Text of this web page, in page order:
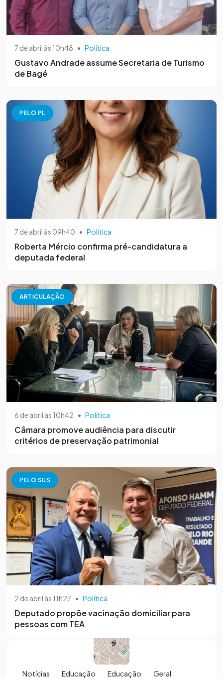
7 de abril às 10h48 • Política
Gustavo Andrade assume Secretaria de Turismo
de Bagé
PELO PL
7 de abril às 09h40 • Política
Roberta Mércio confirma pré-candidatura a
deputada federal
ARTICULAÇÃO
6 de abril às 10h42 • Política
Câmara promove audiência para discutir
critérios de preservação patrimonial
PELO SUS
2 de abril às 11h27 • Política
Deputado propõe vacinação domiciliar para
pessoas com TEA
Notícias Educação Educação Geral